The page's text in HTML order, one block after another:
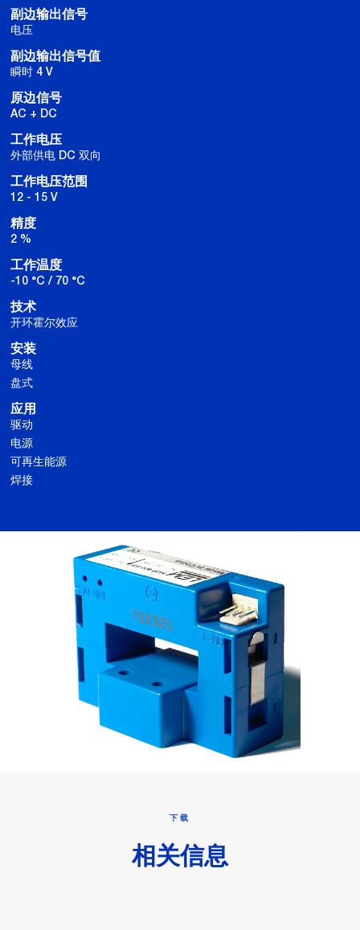
副边输出信号
电压
副边输出信号值
瞬时 4 V
原边信号
AC + DC
工作电压
外部供电 DC 双向
工作电压范围
12 - 15 V
精度
2 %
工作温度
-10 °C / 70 °C
技术
开环霍尔效应
安装
母线
盘式
应用
驱动
电源
可再生能源
焊接
下载
相关信息